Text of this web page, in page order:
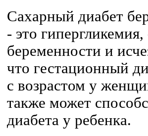
Сахарный диабет
- это
беременности и
что гестационный
с возрастом у
также может
диабета у ребенка.